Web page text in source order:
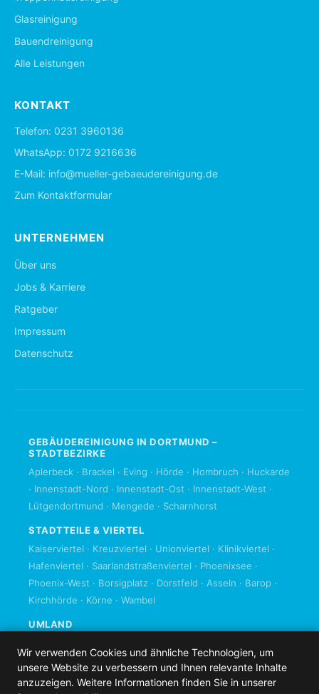
Glasreinigung
Bauendreinigung
Alle Leistungen
KONTAKT
Telefon: 0231 3960136
WhatsApp: 0172 9216636
E-Mail: info@mueller-gebaeudereinigung.de
Zum Kontaktformular
UNTERNEHMEN
Über uns
Jobs & Karriere
Ratgeber
Impressum
Datenschutz
GEBÄUDEREINIGUNG IN DORTMUND –
STADTBEZIRKE
Aplerbeck · Brackel · Eving · Hörde · Hombruch · Huckarde
· Innenstadt-Nord · Innenstadt-Ost · Innenstadt-West ·
Lütgendortmund · Mengede · Scharnhorst
STADTTEILE & VIERTEL
Kaiserviertel · Kreuzviertel · Unionviertel · Klinikviertel ·
Hafenviertel · Saarlandstraßenviertel · Phoenixsee ·
Phoenix-West · Borsigplatz · Dorstfeld · Asseln · Barop ·
Kirchhörde · Körne · Wambel
UMLAND
Schwerte·Unna·Waltrop·Witten·
Alle Orte im Einzugsgebiet
Wir verwenden Cookies und ähnliche Technologien, um
unsere Website zu verbessern und Ihnen relevante Inhalte
anzuzeigen. Weitere Informationen finden Sie in unserer